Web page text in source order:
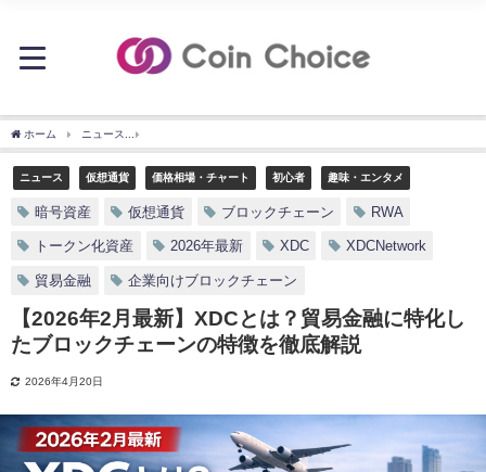
ホーム ニュース
ニュース 仮想通貨 価格相場・チャート 初心者 趣味・エンタメ
暗号資産 仮想通貨 ブロックチェーン RWA
トークン化資産 2026年最新 XDC XDCNetwork
貿易金融 企業向けブロックチェーン
【2026年2月最新】XDCとは？貿易金融に特化し
たブロックチェーンの特徴を徹底解説
2026年4月20日